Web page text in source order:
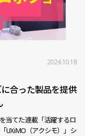
2024.10.18
合った製品を提供
当てた連載「活躍するロ
UXiMO（アクシモ）」シ